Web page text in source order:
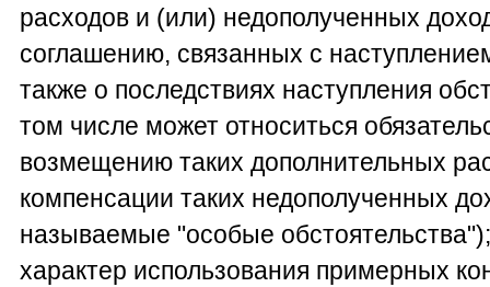
расходов и (или) недополученных
соглашению, связанных с
также о последствиях наступления
том числе может относиться
возмещению таких дополнительных
компенсации таких недополученных
называемые "особые
характер использования примерных